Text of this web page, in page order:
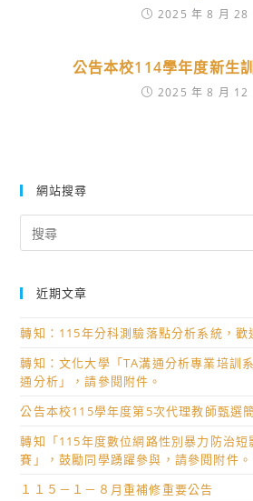
2025 年 8 月 28
公告本校114學年度新生
2025 年 8 月 12
網站搜尋
for:
近期文章
轉知：115年分科測驗落點分析系統，歡
轉知：文化大學「TA溝通分析專業培訓
通分析」，請參閱附件。
公告本校115學年度第5次代理教師甄選
轉知「115年度數位網路性別暴力防治短
賽」，鼓勵同學踴躍參與，請參閱附件。
１１５－１－８月重補修重要公告